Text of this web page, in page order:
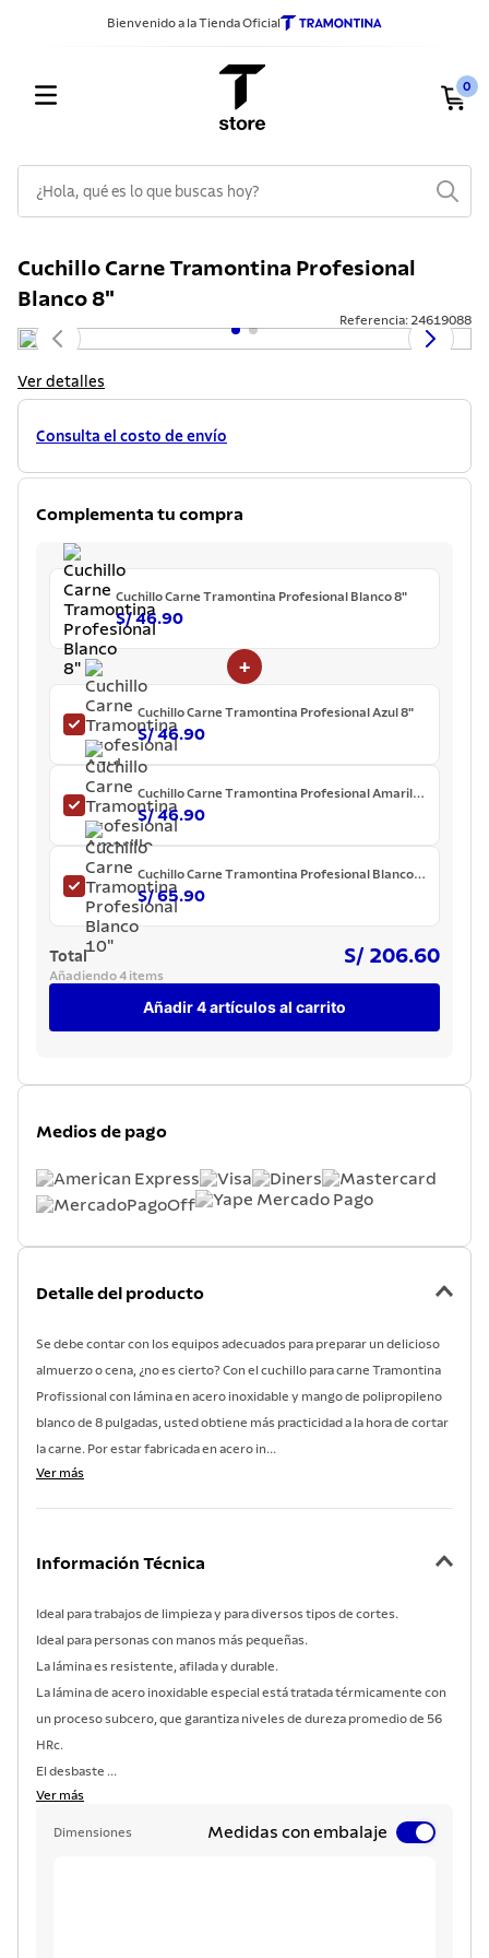
Bienvenido a la Tienda Oficial
0
Cuchillo Carne Tramontina Profesional
Blanco 8"
Referencia: 24619088
Ver detalles
Consulta el costo de envío
Complementa tu compra
Cuchillo Carne Tramontina Profesional Blanco 8"
S/ 46.90
+
Cuchillo Carne Tramontina Profesional Azul 8"
S/ 46.90
Cuchillo Carne Tramontina Profesional Amarillo
8"
S/ 46.90
Cuchillo Carne Tramontina Profesional Blanco
10"
S/ 65.90
Total S/ 206.60
Añadiendo 4 items
Añadir 4 artículos al carrito
Medios de pago
Detalle del producto
Se debe contar con los equipos adecuados para preparar un delicioso
almuerzo o cena, ¿no es cierto? Con el cuchillo para carne Tramontina
Profissional con lámina en acero inoxidable y mango de polipropileno
blanco de 8 pulgadas, usted obtiene más practicidad a la hora de cortar
la carne. Por estar fabricada en acero in...
Ver más
Información Técnica
Ideal para trabajos de limpieza y para diversos tipos de cortes.
Ideal para personas con manos más pequeñas.
La lámina es resistente, afilada y durable.
La lámina de acero inoxidable especial está tratada térmicamente con
un proceso subcero, que garantiza niveles de dureza promedio de 56
HRc.
El desbaste ...
Ver más
Dimensiones Medidas con embalaje
1.
sarten
2.
ollas
cuchillos
4.
cubiertos
5
juego ollas
lavadero
acero inoxidable
tetera
grano